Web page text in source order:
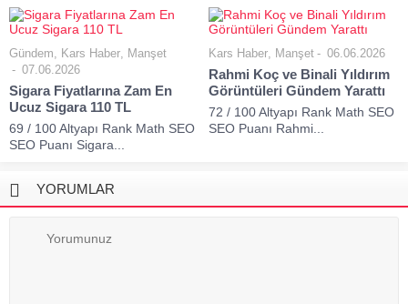
Gündem, Kars Haber, Manşet
07.06.2026
Sigara Fiyatlarına Zam En
Ucuz Sigara 110 TL
69 / 100 Altyapı Rank Math SEO
SEO Puanı Sigara...
Kars Haber, Manşet 06.06.2026
Rahmi Koç ve Binali Yıldırım
Görüntüleri Gündem Yarattı
72 / 100 Altyapı Rank Math SEO
SEO Puanı Rahmi...
YORUMLAR